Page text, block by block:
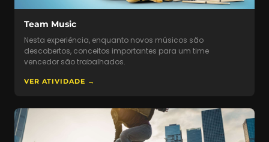
Team Music
Nesta experiência, enquanto novos músicos são
descobertos, conceitos importantes para um time
vencedor são trabalhados.
VER ATIVIDADE →